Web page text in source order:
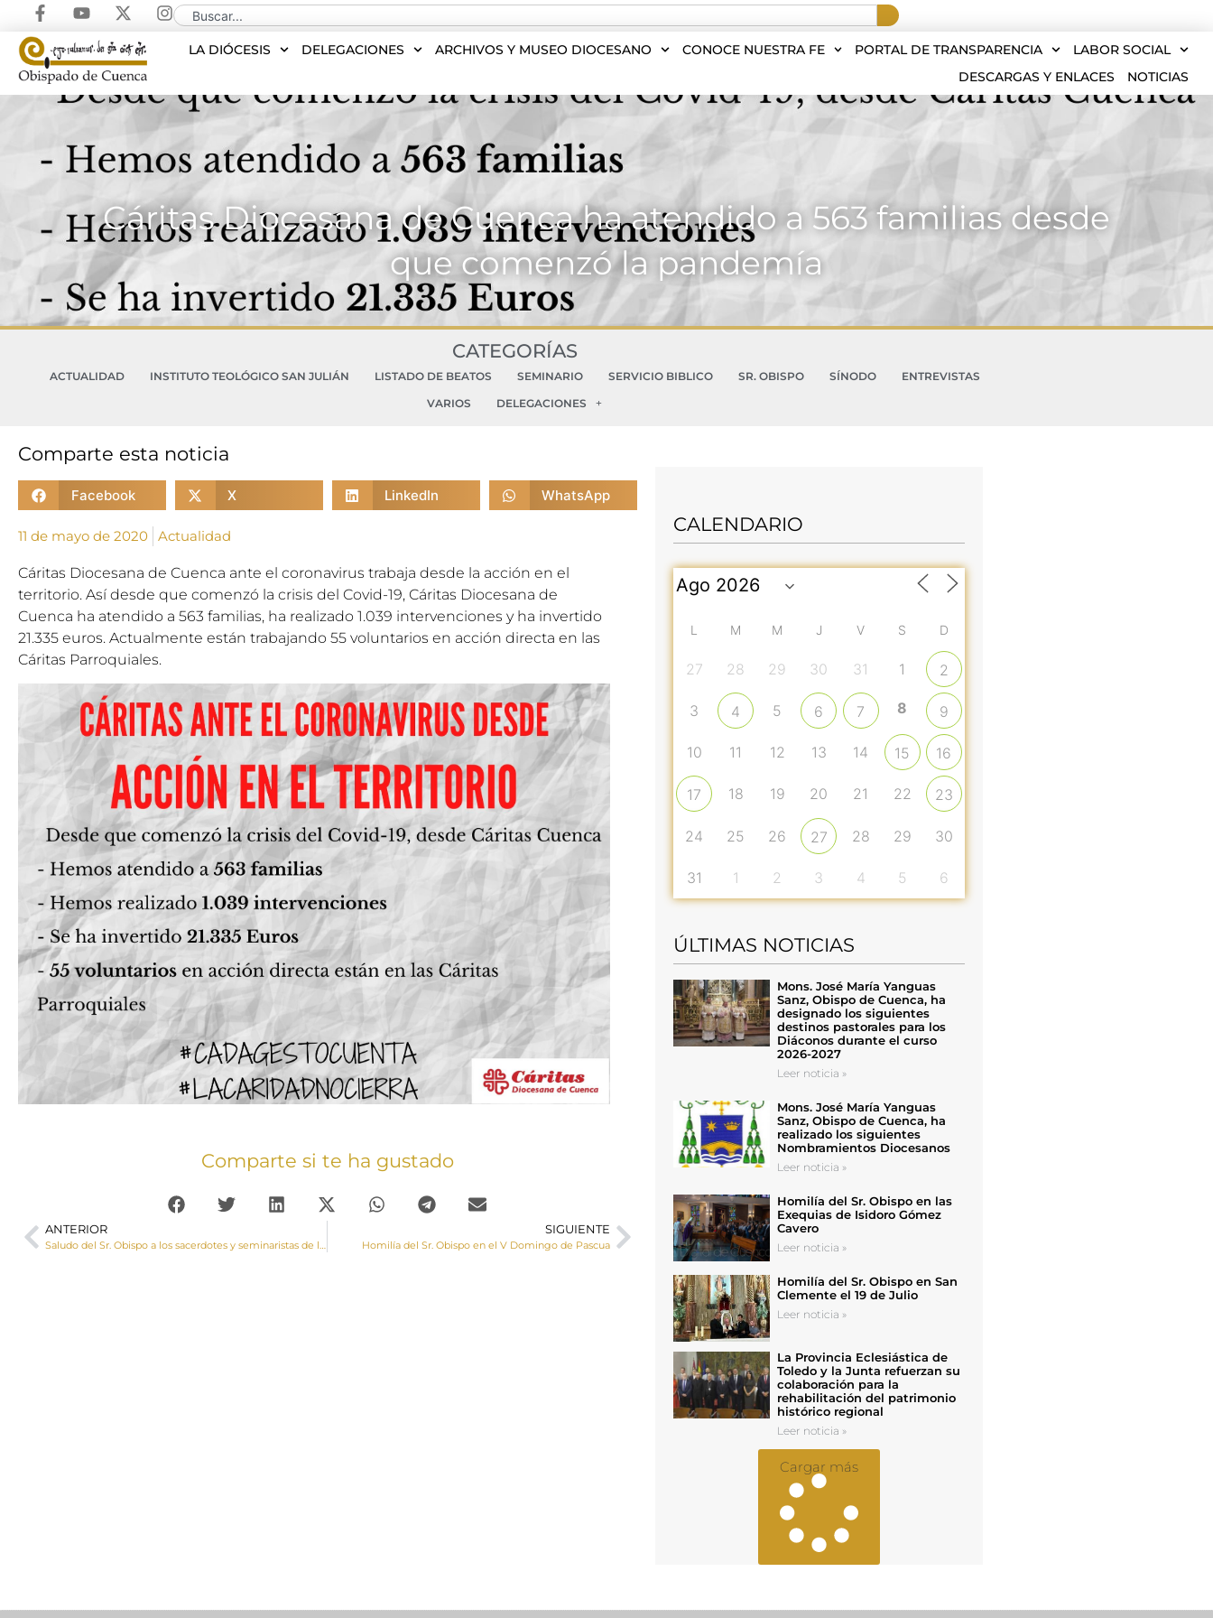
LA DIÓCESIS DELEGACIONES ARCHIVOS Y MUSEO DIOCESANO CONOCE NUESTRA FE PORTAL DE TRANSPARENCIA
LABOR SOCIAL
DESCARGAS Y ENLACES
NOTICIAS
Cáritas Diocesana de Cuenca ha atendido a 563 familias desde
que comenzó la pandemía
CATEGORÍAS
ACTUALIDAD INSTITUTO TEOLÓGICO SAN JULIÁN LISTADO DE BEATOS SEMINARIO SERVICIO BIBLICO SR. OBISPO SÍNODO
ENTREVISTAS
VARIOS
DELEGACIONES
Comparte esta noticia
Facebook X LinkedIn WhatsApp
11 de mayo de 2020 Actualidad
Cáritas Diocesana de Cuenca ante el coronavirus trabaja desde la acción en el
territorio. Así desde que comenzó la crisis del Covid-19, Cáritas Diocesana de
Cuenca ha atendido a 563 familias, ha realizado 1.039 intervenciones y ha invertido
21.335 euros. Actualmente están trabajando 55 voluntarios en acción directa en las
Cáritas Parroquiales.
Comparte si te ha gustado
ANTERIOR
Saludo del Sr. Obispo a los sacerdotes y seminaristas de la diócesis en la fiesta de San Juan de Ávila
SIGUIENTE
Homilía del Sr. Obispo en el V Domingo de Pascua
CALENDARIO
L M M J V S D
27 28 29 30 31 1 2
3 4 5 6 7 8 9
10 11 12 13 14 15 16
17 18 19 20 21 22 23
24 25 26 27 28 29 30
31 1 2 3 4 5 6
ÚLTIMAS NOTICIAS
Mons. José María Yanguas
Sanz, Obispo de Cuenca, ha
designado los siguientes
destinos pastorales para los
Diáconos durante el curso
2026-2027
Leer noticia »
Mons. José María Yanguas
Sanz, Obispo de Cuenca, ha
realizado los siguientes
Nombramientos Diocesanos
Leer noticia »
Homilía del Sr. Obispo en las
Exequias de Isidoro Gómez
Cavero
Leer noticia »
Homilía del Sr. Obispo en San
Clemente el 19 de Julio
Leer noticia »
La Provincia Eclesiástica de
Toledo y la Junta refuerzan su
colaboración para la
rehabilitación del patrimonio
histórico regional
Leer noticia »
Cargar más